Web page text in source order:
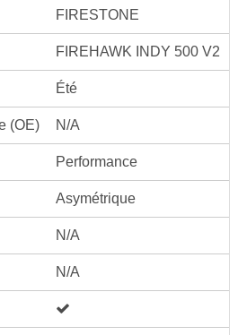
FIRESTONE
FIREHAWK INDY 500 V2
Été
(OE) N/A
Performance
Asymétrique
N/A
N/A